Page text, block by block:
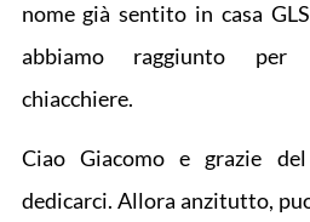
nome già sentito in casa
abbiamo raggiunto per
chiacchiere.
Ciao Giacomo e grazie
dedicarci. Allora anzitutto,